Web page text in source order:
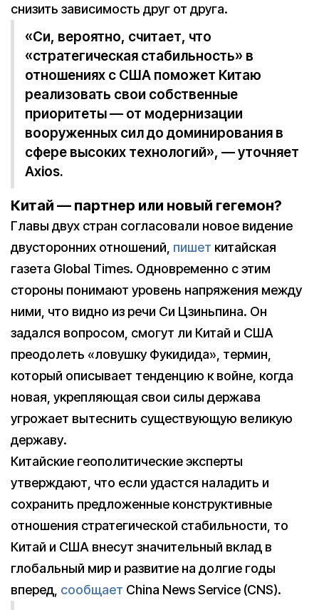
снизить зависимость друг от друга.
«Си, вероятно, считает, что
«стратегическая стабильность» в
отношениях с США поможет Китаю
реализовать свои собственные
приоритеты — от модернизации
вооруженных сил до доминирования в
сфере высоких технологий», — уточняет
Axios.
Китай — партнер или новый гегемон?
Главы двух стран согласовали новое видение
двусторонних отношений, пишет китайская
газета Global Times. Одновременно с этим
стороны понимают уровень напряжения между
ними, что видно из речи Си Цзиньпина. Он
задался вопросом, смогут ли Китай и США
преодолеть «ловушку Фукидида», термин,
который описывает тенденцию к войне, когда
новая, укрепляющая свои силы держава
угрожает вытеснить существующую великую
державу.
Китайские геополитические эксперты
утверждают, что если удастся наладить и
сохранить предложенные конструктивные
отношения стратегической стабильности, то
Китай и США внесут значительный вклад в
глобальный мир и развитие на долгие годы
вперед, сообщает China News Service (CNS).